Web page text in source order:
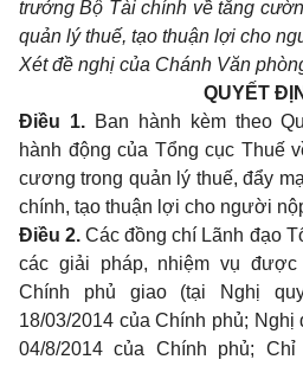
trưởng Bộ Tài chính về tăng
quản lý thuế, tạo thuận lợi cho
Xét đề nghị của Chánh Văn
QUYẾT
Điều 1. Ban hành kèm theo
hành động của Tổng cục Thuế
cương trong quản lý thuế, đẩy
chính, tạo thuận lợi cho người
Điều 2. Các đồng chí Lãnh đạo
các giải pháp, nhiệm vụ
Chính phủ giao (tại Nghị
18/03/2014 của Chính phủ; Nghị
04/8/2014 của Chính phủ;